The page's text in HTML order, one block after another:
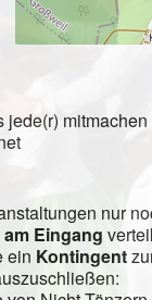
jede(r) mitmachen
nur
Eingang
ein Kontingent